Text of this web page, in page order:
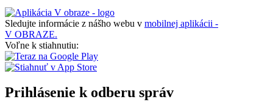
Sledujte informácie z nášho webu v mobilnej aplikácii -
V OBRAZE.
Voľne k stiahnutiu:
Prihlásenie k odberu správ